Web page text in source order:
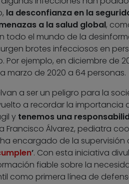
la desconfianza en la
a la salud global,
todo el mundo de la
brotes infecciosos en
ejemplo, en diciembre de
de 2020 a 64 personas.
a ser un peligro para la
a recordar la importancia
ytenemos una
Francisco Álvarez, pediatra
encargado de la
’. Con esta iniciativa
fiable sobre la
como primera línea de